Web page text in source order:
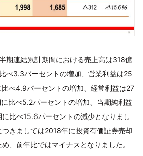
期連結累計期間における売上高は318億
べ3.3パーセントの増加、営業利益は25
べ4.9パーセントの増加、経常利益は27
比べ5.2パーセントの増加、当期純利益
比べ15.6パーセントの減少となりまし
きましては2018年に投資有価証券売却
、前年比ではマイナスとなりました。